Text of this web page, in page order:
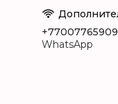
+77007765909
WhatsApp